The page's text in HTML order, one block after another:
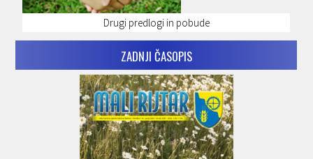
Drugi predlogi in pobude
ZADNJI ČASOPIS